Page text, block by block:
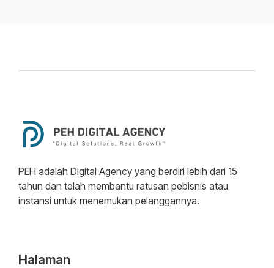
PEH adalah Digital Agency yang berdiri lebih dari 15
tahun dan telah membantu ratusan pebisnis atau
instansi untuk menemukan pelanggannya.
Halaman